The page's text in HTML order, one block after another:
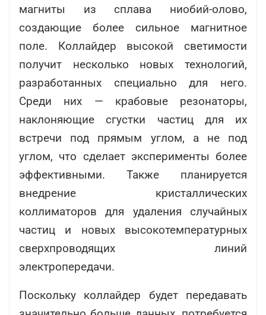
магниты из сплава ниобий-олово,
создающие более сильное магнитное
поле. Коллайдер высокой светимости
получит несколько новых технологий,
разработанных специально для него.
Среди них — крабовые резонаторы,
наклоняющие сгустки частиц для их
встречи под прямым углом, а не под
углом, что сделает эксперименты более
эффективными. Также планируется
внедрение кристаллических
коллиматоров для удаления случайных
частиц и новых высокотемпературных
сверхпроводящих линий
электропередачи.
Поскольку коллайдер будет передавать